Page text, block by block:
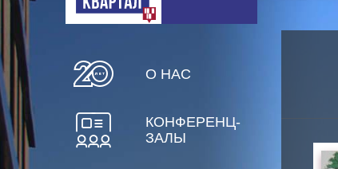
О НАС
КОНФЕРЕНЦ-
ЗАЛЫ